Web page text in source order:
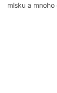
mlsku a